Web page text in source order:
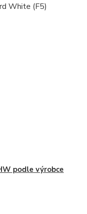
White (F5)
podle výrobce